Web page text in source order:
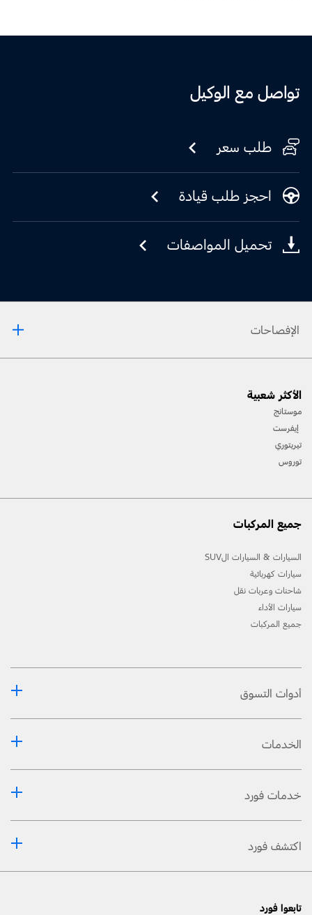
تواصل مع الوكيل
طلب سعر
احجز طلب قيادة
تحميل المواصفات
الإفصاحات
المسارات، واستخدام معدات السلامة المناسبة.
[2] لن تتوفّر جميع ميّزات المركبة في جميع الأسواق. اتصل بموزّع فورد المحلي للحصول على أحدث
الأكثر شعبية
موستانج
إيفرست
تيريتوري
توروس
جميع المركبات
السيارات & السيارات الSUV
سيارات كهربائية
شاحنات وعربات نقل
سيارات الأداء
جميع المركبات
أدوات التسوق
الخدمات
خدمات فورد
اكتشف فورد
تابعوا فورد